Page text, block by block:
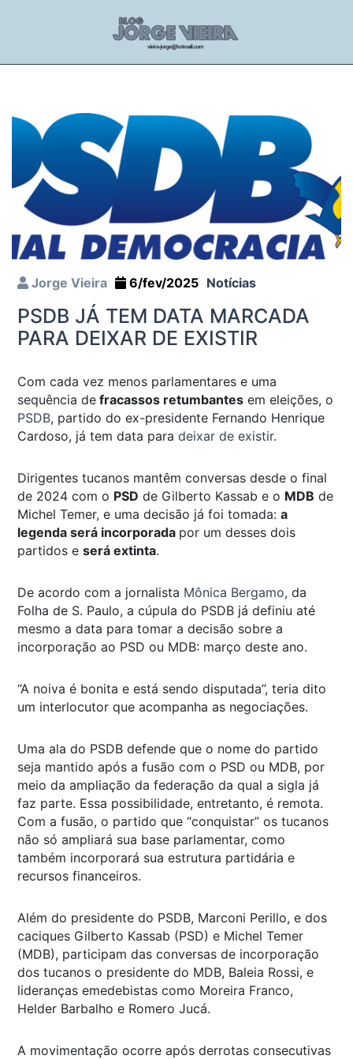
Jorge Vieira 6/fev/2025 Notícias
PSDB JÁ TEM DATA MARCADA
PARA DEIXAR DE EXISTIR
Com cada vez menos parlamentares e uma
sequência de fracassos retumbantes em eleições, o
PSDB, partido do ex-presidente Fernando Henrique
Cardoso, já tem data para deixar de existir.
Dirigentes tucanos mantêm conversas desde o final
de 2024 com o PSD de Gilberto Kassab e o MDB de
Michel Temer, e uma decisão já foi tomada: a
legenda será incorporada por um desses dois
partidos e será extinta.
De acordo com a jornalista Mônica Bergamo, da
Folha de S. Paulo, a cúpula do PSDB já definiu até
mesmo a data para tomar a decisão sobre a
incorporação ao PSD ou MDB: março deste ano.
“A noiva é bonita e está sendo disputada”, teria dito
um interlocutor que acompanha as negociações.
Uma ala do PSDB defende que o nome do partido
seja mantido após a fusão com o PSD ou MDB, por
meio da ampliação da federação da qual a sigla já
faz parte. Essa possibilidade, entretanto, é remota.
Com a fusão, o partido que “conquistar” os tucanos
não só ampliará sua base parlamentar, como
também incorporará sua estrutura partidária e
recursos financeiros.
Além do presidente do PSDB, Marconi Perillo, e dos
caciques Gilberto Kassab (PSD) e Michel Temer
(MDB), participam das conversas de incorporação
dos tucanos o presidente do MDB, Baleia Rossi, e
lideranças emedebistas como Moreira Franco,
Helder Barbalho e Romero Jucá.
A movimentação ocorre após derrotas consecutivas